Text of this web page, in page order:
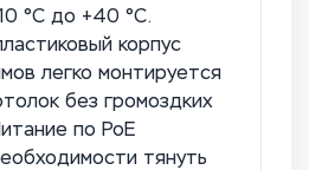
°C до +40 °C.
корпус
легко монтируется
без громоздких
по PoE
тянуть